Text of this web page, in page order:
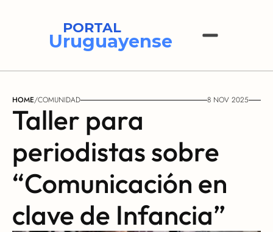
PORTAL
Uruguayense
HOME/COMUNIDAD 8 NOV 2025
Taller para
periodistas sobre
“Comunicación en
clave de Infancia”